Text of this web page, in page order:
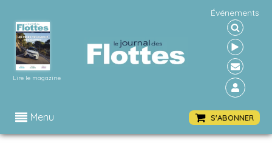
Lire le magazine
Événements
Menu S'ABONNER